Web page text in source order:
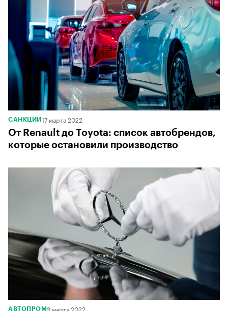
САНКЦИИ 17 марта 2022
От Renault до Toyota: список автобрендов,
которые остановили производство
АВТОПРОМ3 марта 2022